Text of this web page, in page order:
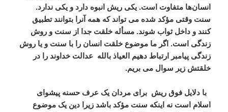
انسان‌ها متفاوت است. یکی ریش انبوه دارد و یکی ندارد.
سنت وقتی مؤکد شده می تواند که همه آنرا بتوانند تطبیق
کنند و داخل ثواب شوند. مسأله خلقت جدا از سنت و روش
زندگی است. اگر ما موضوع خلقت انسان را با سنت و یا روش
زندگی پیامبر ارتباط دهیم العیاذ بالله عدالت خداوند را در
خلقتش زیر سوال می بریم.
با دلایل فوق ریش برای مردان یک عرف حسنه پیشوای
اسلام است نه اینکه سنت مؤکد باشد زیرا دین یک موضوع